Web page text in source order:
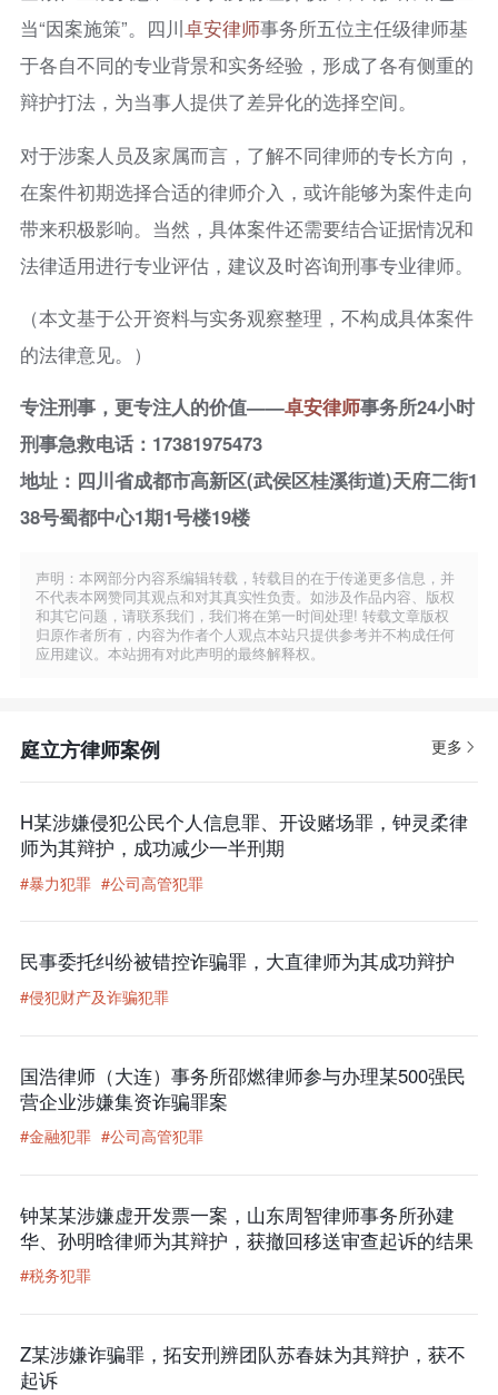
当“因案施策”。四川卓安律师事务所五位主任级律师基
于各自不同的专业背景和实务经验，形成了各有侧重的
辩护打法，为当事人提供了差异化的选择空间。
对于涉案人员及家属而言，了解不同律师的专长方向，
在案件初期选择合适的律师介入，或许能够为案件走向
带来积极影响。当然，具体案件还需要结合证据情况和
法律适用进行专业评估，建议及时咨询刑事专业律师。
（本文基于公开资料与实务观察整理，不构成具体案件
的法律意见。）
专注刑事，更专注人的价值——卓安律师事务所24小时
刑事急救电话：17381975473
地址：四川省成都市高新区(武侯区桂溪街道)天府二街1
38号蜀都中心1期1号楼19楼
声明：本网部分内容系编辑转载，转载目的在于传递更多信息，并
不代表本网赞同其观点和对其真实性负责。如涉及作品内容、版权
和其它问题，请联系我们，我们将在第一时间处理! 转载文章版权
归原作者所有，内容为作者个人观点本站只提供参考并不构成任何
应用建议。本站拥有对此声明的最终解释权。
庭立方律师案例 更多
H某涉嫌侵犯公民个人信息罪、开设赌场罪，钟灵柔律
师为其辩护，成功减少一半刑期
#暴力犯罪 #公司高管犯罪
民事委托纠纷被错控诈骗罪，大直律师为其成功辩护
#侵犯财产及诈骗犯罪
国浩律师（大连）事务所邵燃律师参与办理某500强民
营企业涉嫌集资诈骗罪案
#金融犯罪 #公司高管犯罪
钟某某涉嫌虚开发票一案，山东周智律师事务所孙建
华、孙明晗律师为其辩护，获撤回移送审查起诉的结果
#税务犯罪
Z某涉嫌诈骗罪，拓安刑辨团队苏春妹为其辩护，获不
起诉